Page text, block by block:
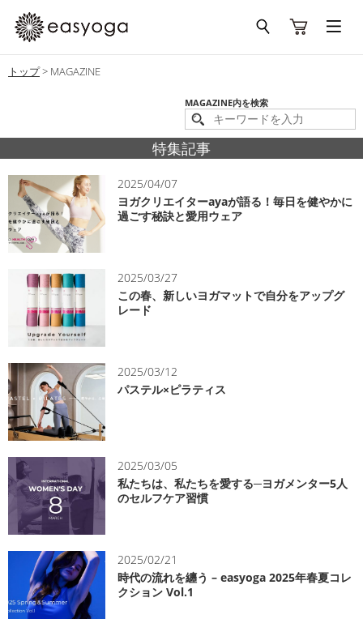
トップ> MAGAZINE
MAGAZINE内を検索
特集記事
2025/04/07
ヨガクリエイターayaが語る！毎日を健やかに
過ごす秘訣と愛用ウェア
2025/03/27
この春、新しいヨガマットで自分をアップグ
レード
2025/03/12
パステル×ピラティス
2025/03/05
私たちは、私たちを愛する─ヨガメンター5人
のセルフケア習慣
2025/02/21
時代の流れを纏う – easyoga 2025年春夏コレ
クション Vol.1